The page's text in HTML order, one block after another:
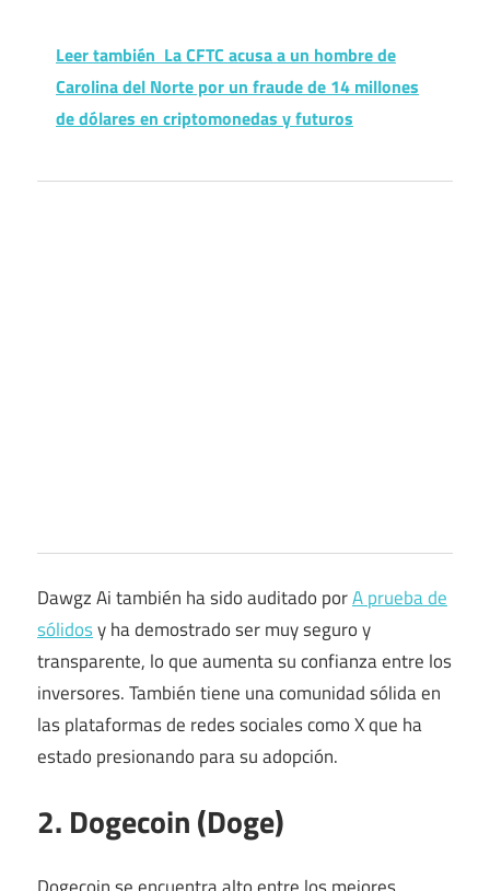
Leer también La CFTC acusa a un hombre de
Carolina del Norte por un fraude de 14 millones
de dólares en criptomonedas y futuros
Dawgz Ai también ha sido auditado porA prueba de
sólidosy ha demostrado ser muy seguro y
transparente, lo que aumenta su confianza entre los
inversores. También tiene una comunidad sólida en
las plataformas de redes sociales como X que ha
estado presionando para su adopción.
2. Dogecoin (Doge)